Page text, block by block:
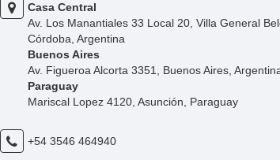
Casa Central
Av. Los Manantiales 33 Local 20, Villa General
Córdoba, Argentina
Buenos Aires
Av. Figueroa Alcorta 3351, Buenos Aires,
Paraguay
Mariscal Lopez 4120, Asunción, Paraguay
+54 3546 464940